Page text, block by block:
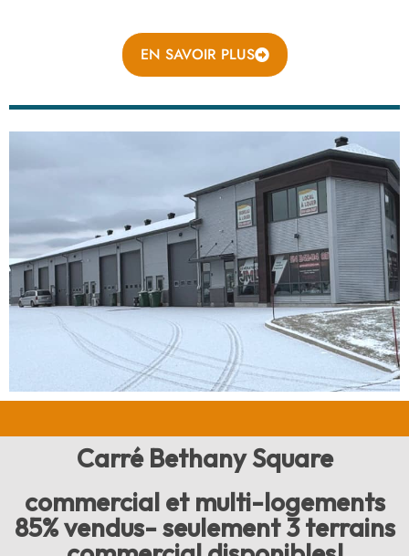
EN SAVOIR PLUS
Carré Bethany Square
commercial et multi-logements
85% vendus- seulement 3 terrains